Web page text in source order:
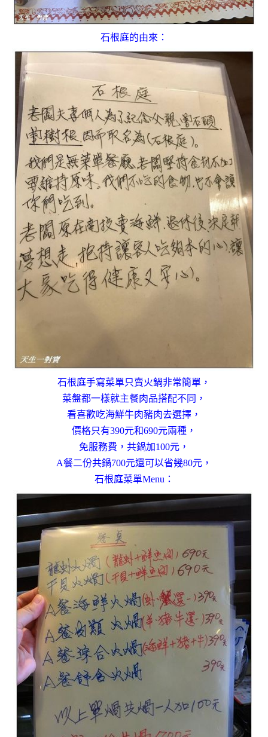
石根庭的由來：
石根庭手寫菜單只賣火鍋非常簡單，
菜盤都一樣就主餐肉品搭配不同，
看喜歡吃海鮮牛肉豬肉去選擇，
價格只有390元和690元兩種，
免服務費，共鍋加100元，
A餐二份共鍋700元還可以省幾80元，
石根庭菜單Menu：